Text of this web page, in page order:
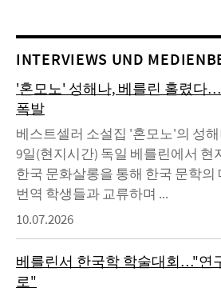
INTERVIEWS UND
'혼모노' 성해나, 베를린 홀렸다
폭발
베스트셀러 소설집 '혼모노'의 성해
9일(현지시간) 독일 베를린에서 현
한국 문화살롱을 통해 한국 문학의
번역 학생들과 교류하며 ...
10.07.2026
베를린서 한국학 학술대회…"연
로"